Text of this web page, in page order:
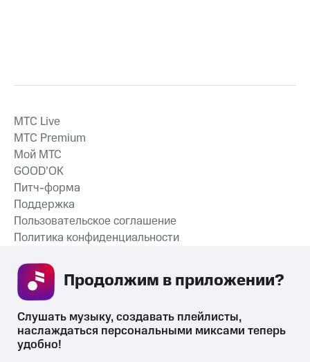
СКАЧАТЬ ПРИЛОЖЕНИЕ
MTС Live
MTС Premium
Мой МТС
GOOD’OK
Питч-форма
Поддержка
Пользовательское соглашение
Политика конфиденциальности
Слушать музыку, создавать плейлисты,
наслаждаться персональными миксами теперь
удобно!